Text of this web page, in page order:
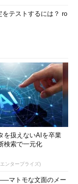
をテストするには？ ro
を扱えないAIを卒業
検索で一元化
ンタープライズ)
マトモな文面のメー